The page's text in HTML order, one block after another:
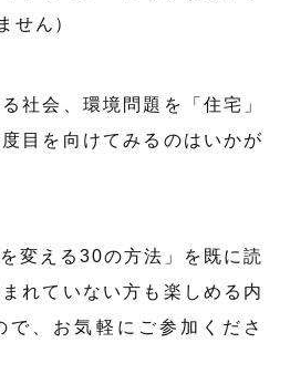
せん）
社会、環境問題を「住宅」
目を向けてみるのはいかが
変える30の方法」を既に読
れていない方も楽しめる内
で、お気軽にご参加くださ